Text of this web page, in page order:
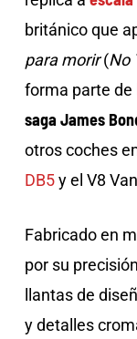
británico que
para morir(No
forma parte de
saga James
otros coches
DB5y el V8
Fabricado en
por su
llantas de
y detalles